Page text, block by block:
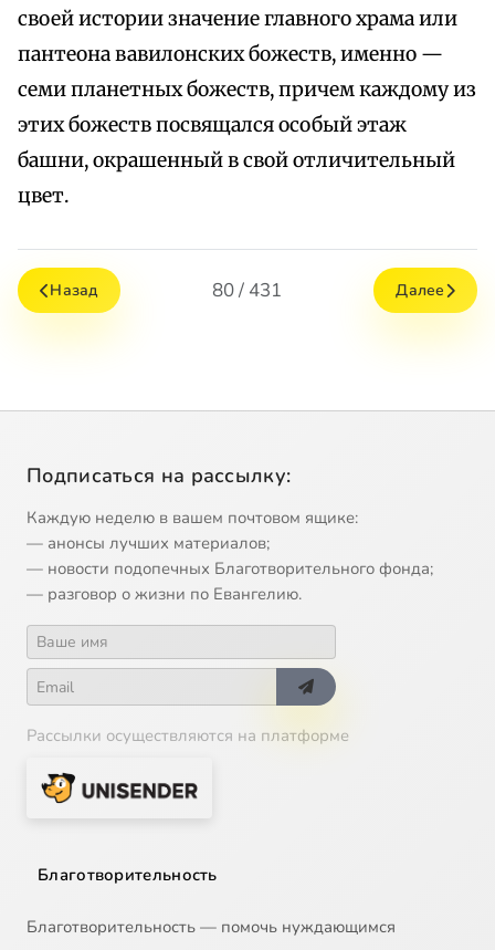
своей истории значение главного храма или
пантеона вавилонских божеств, именно —
семи планетных божеств, причем каждому из
этих божеств посвящался особый этаж
башни, окрашенный в свой отличительный
цвет.
Назад 80 / 431 Далее
Подписаться на рассылку:
Каждую неделю в вашем почтовом ящике:
— анонсы лучших материалов;
— новости подопечных Благотворительного фонда;
— разговор о жизни по Евангелию.
Рассылки осуществляются на платформе
Благотворительность
Благотворительность — помочь нуждающимся